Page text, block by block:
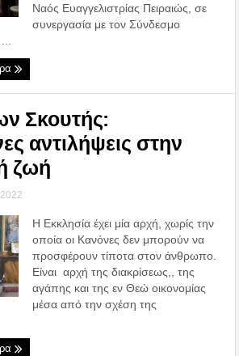
Ναός Ευαγγελιστρίας Πειραιώς, σε
συνεργασία με τον Σύνδεσμο
Σκουτής:
αντιλήψεις στην
ζωή
Η Εκκλησία έχει μία αρχή, χωρίς την
οποία οι Κανόνες δεν μπορούν να
προσφέρουν τίποτα στον άνθρωπο.
Είναι αρχή της διακρίσεως,, της
αγάπης και της εν Θεώ οικονομίας
μέσα από την σχέση της